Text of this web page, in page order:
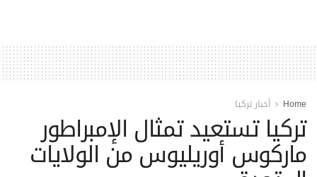
Home أخبار تركيا
تركيا تستعيد تمثال الإمبراطور
ماركوس أوريليوس من الولايات